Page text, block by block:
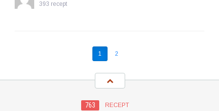
393 recept
1 2
763 RECEPT